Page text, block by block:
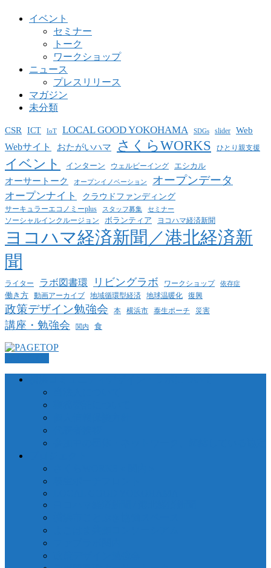
イベント
セミナー
トーク
ワークショップ
ニュース
プレスリリース
マガジン
未分類
CSR ICT IoT LOCAL GOOD YOKOHAMA SDGs slider Web
Webサイト おたがいハマ さくらWORKS ひとり親支援
イベント インターン ウェルビーイング エシカル
オーサートーク オープンイノベーション オープンデータ
オープンナイト クラウドファンディング
サーキュラーエコノミーplus スタッフ募集 セミナー
ソーシャルインクルージョン ボランティア ヨコハマ経済新聞
ヨコハマ経済新聞／港北経済新
聞
ライター ラボ図書環 リビングラボ ワークショップ 依存症
働き方 動画アーカイブ 地域循環型経済 地球温暖化 復興
政策デザイン勉強会 本 横浜市 泰生ポーチ 災害
講座・勉強会 関内 食